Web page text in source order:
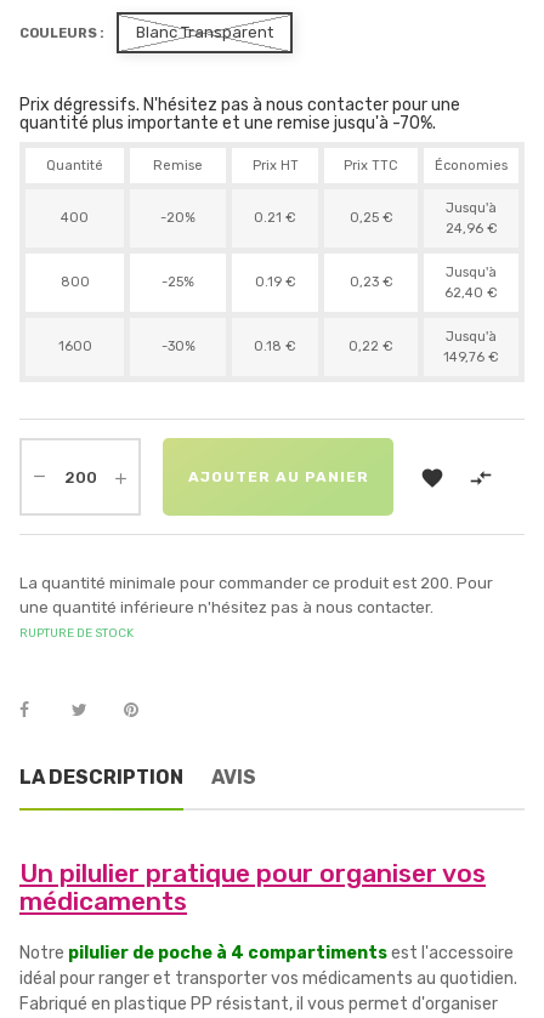
COULEURS : Blanc Transparent
Prix dégressifs. N'hésitez pas à nous contacter pour une
quantité plus importante et une remise jusqu'à -70%.
Quantité Remise Prix HT Prix TTC Économies
400 -20% 0.21 € 0,25 €
Jusqu'à
24,96 €
800 -25% 0.19 € 0,23 €
Jusqu'à
62,40 €
1600 -30% 0.18 € 0,22 €
Jusqu'à
149,76 €
AJOUTER AU PANIER  
La quantité minimale pour commander ce produit est 200. Pour
une quantité inférieure n'hésitez pas à nous contacter.
RUPTURE DE STOCK
LA DESCRIPTION AVIS
Un pilulier pratique pour organiser vos
médicaments
Notre pilulier de poche à 4 compartimentsest l'accessoire
idéal pour ranger et transporter vos médicaments au quotidien.
Fabriqué en plastique PP résistant, il vous permet d'organiser